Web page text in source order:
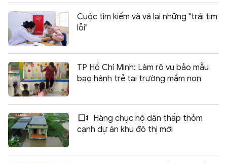
Cuộc tìm kiếm và vá lại những "trái tim
lỗi"
TP Hồ Chí Minh: Làm rõ vụ bảo mẫu
bạo hành trẻ tại trường mầm non
Hàng chục hộ dân thấp thỏm
cạnh dự án khu đô thị mới